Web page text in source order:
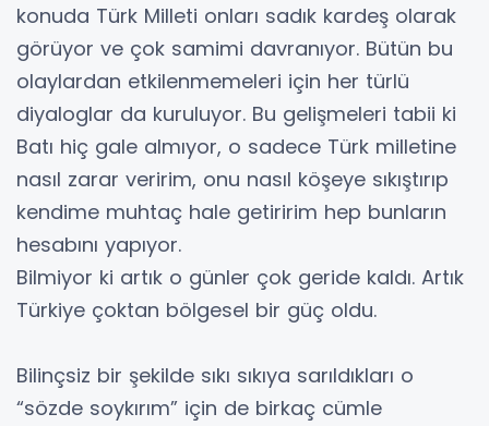
konuda Türk Milleti onları sadık kardeş olarak
görüyor ve çok samimi davranıyor. Bütün bu
olaylardan etkilenmemeleri için her türlü
diyaloglar da kuruluyor. Bu gelişmeleri tabii ki
Batı hiç gale almıyor, o sadece Türk milletine
nasıl zarar veririm, onu nasıl köşeye sıkıştırıp
kendime muhtaç hale getiririm hep bunların
hesabını yapıyor.
Bilmiyor ki artık o günler çok geride kaldı. Artık
Türkiye çoktan bölgesel bir güç oldu.
Bilinçsiz bir şekilde sıkı sıkıya sarıldıkları o
“sözde soykırım” için de birkaç cümle